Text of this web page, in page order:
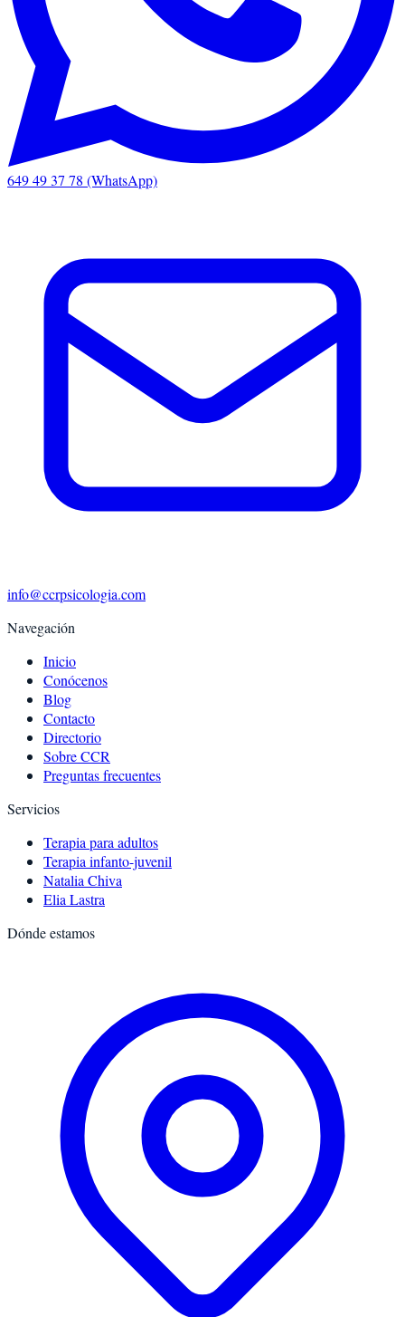
649 49 37 78 (WhatsApp)
info@ccrpsicologia.com
Navegación
Inicio
Conócenos
Blog
Contacto
Directorio
Sobre CCR
Preguntas frecuentes
Servicios
Terapia para adultos
Terapia infanto-juvenil
Natalia Chiva
Elia Lastra
Dónde estamos